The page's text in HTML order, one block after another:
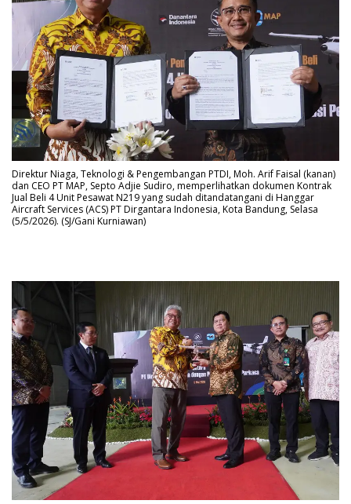
Direktur Niaga, Teknologi & Pengembangan PTDI, Moh. Arif Faisal (kanan)
dan CEO PT MAP, Septo Adjie Sudiro, memperlihatkan dokumen Kontrak
Jual Beli 4 Unit Pesawat N219 yang sudah ditandatangani di Hanggar
Aircraft Services (ACS) PT Dirgantara Indonesia, Kota Bandung, Selasa
(5/5/2026). (SJ/Gani Kurniawan)